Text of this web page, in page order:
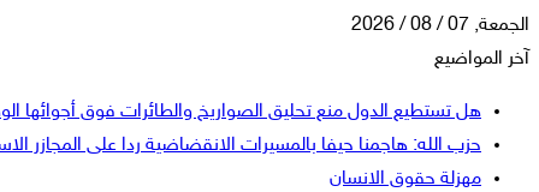
الجمعة, 07 / 08 / 2026
آخر المواضيع
هل تستطيع الدول منع تحليق الصواريخ والطائرات فوق أجوائها
حزب الله: هاجمنا حيفا بالمسيرات الانقضاضية ردا على المجازر
مهزلة حقوق الانسان